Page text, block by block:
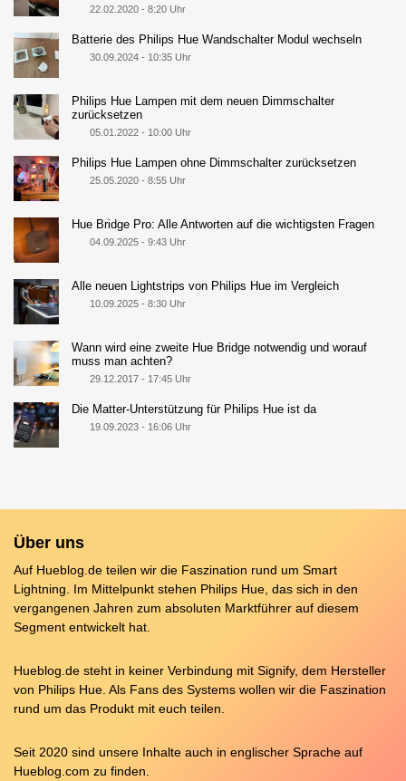
22.02.2020 - 8:20 Uhr
Batterie des Philips Hue Wandschalter Modul wechseln
30.09.2024 - 10:35 Uhr
Philips Hue Lampen mit dem neuen Dimmschalter
zurücksetzen
05.01.2022 - 10:00 Uhr
Philips Hue Lampen ohne Dimmschalter zurücksetzen
25.05.2020 - 8:55 Uhr
Hue Bridge Pro: Alle Antworten auf die wichtigsten Fragen
04.09.2025 - 9:43 Uhr
Alle neuen Lightstrips von Philips Hue im Vergleich
10.09.2025 - 8:30 Uhr
Wann wird eine zweite Hue Bridge notwendig und worauf
muss man achten?
29.12.2017 - 17:45 Uhr
Die Matter-Unterstützung für Philips Hue ist da
19.09.2023 - 16:06 Uhr
Über uns
Auf Hueblog.de teilen wir die Faszination rund um Smart
Lightning. Im Mittelpunkt stehen Philips Hue, das sich in den
vergangenen Jahren zum absoluten Marktführer auf diesem
Segment entwickelt hat.
Hueblog.de steht in keiner Verbindung mit Signify, dem Hersteller
von Philips Hue. Als Fans des Systems wollen wir die Faszination
rund um das Produkt mit euch teilen.
Seit 2020 sind unsere Inhalte auch in englischer Sprache auf
Hueblog.com zu finden.